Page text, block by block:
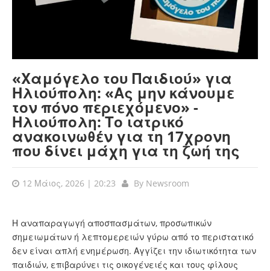
«Χαμόγελο του Παιδιού» για
Ηλιούπολη: «Ας μην κάνουμε
τον πόνο περιεχόμενο» -
Ηλιούπολη: Το ιατρικό
ανακοινωθέν για τη 17χρονη
που δίνει μάχη για τη ζωή της
12 Μάιος, 2026 | 20:23 By Newsroom
Η αναπαραγωγή αποσπασμάτων, προσωπικών
σημειωμάτων ή λεπτομερειών γύρω από το περιστατικό
δεν είναι απλή ενημέρωση. Αγγίζει την ιδιωτικότητα των
παιδιών, επιβαρύνει τις οικογένειές και τους φίλους